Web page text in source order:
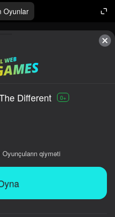
Oyunlar
Different 0+
Oyunçuların qiyməti